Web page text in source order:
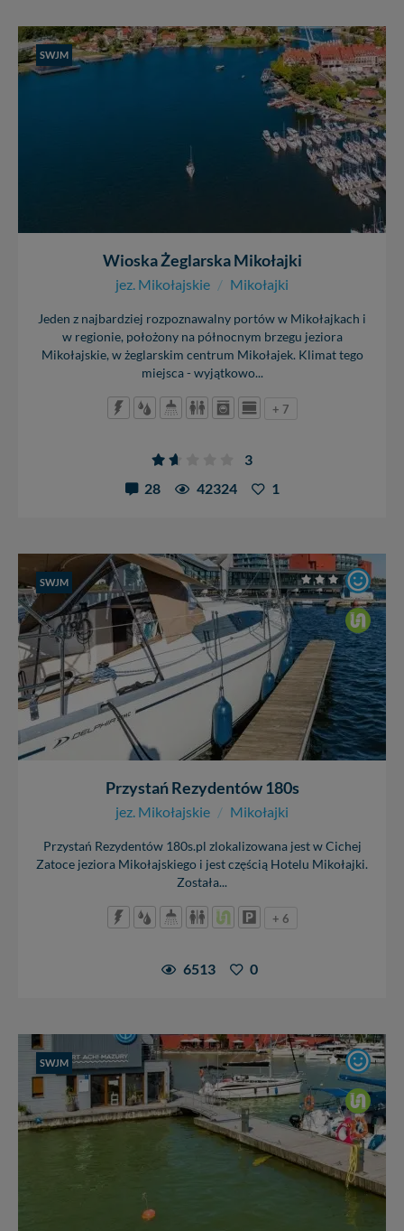
SWJM
Wioska Żeglarska Mikołajki
jez. Mikołajskie / Mikołajki
Jeden z najbardziej rozpoznawalny portów w Mikołajkach i
w regionie, położony na północnym brzegu jeziora
Mikołajskie, w żeglarskim centrum Mikołajek. Klimat tego
miejsca - wyjątkowo...
+ 7
3
28
42324 1
SWJM
Przystań Rezydentów 180s
jez. Mikołajskie / Mikołajki
Przystań Rezydentów 180s.pl zlokalizowana jest w Cichej
Zatoce jeziora Mikołajskiego i jest częścią Hotelu Mikołajki.
Została...
+ 6
6513 0
SWJM